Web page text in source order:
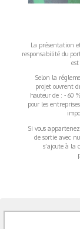
La présentation
responsabilité du
Selon la
projet ouvrent
hauteur de : - 60
pour les
Si vous
de sortie avec
s’ajoute à la